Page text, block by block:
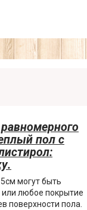
пол с
могут быть
любое покрытие
поверхности пола.